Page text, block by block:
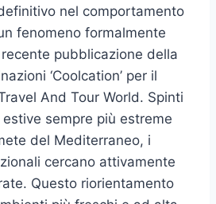
nel comportamento
fenomeno formalmente
pubblicazione della
‘Coolcation’ per il
And Tour World. Spinti
sempre più estreme
del Mediterraneo, i
cercano attivamente
Questo riorientamento